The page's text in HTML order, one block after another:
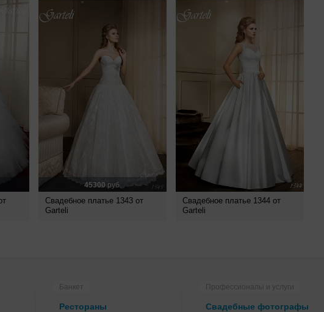
45300руб.
Свадебное платье 1343 от
Garteli
Свадебное платье 1344 от
Garteli
Банкет
Рестораны
Профессионалы и услуги
Свадебные фотографы